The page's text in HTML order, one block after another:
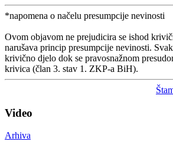
*napomena o načelu presumpcije nevinosti
Ovom objavom ne prejudicira se ishod
narušava princip presumpcije nevinosti.
krivično djelo dok se pravosnažnom
krivica (član 3. stav 1. ZKP-a BiH).
Video
Arhiva